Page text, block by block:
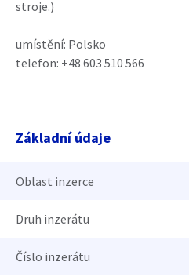
stroje.)
umístění: Polsko
telefon: +48 603 510 566
Základní údaje
Oblast inzerce
Druh inzerátu
Číslo inzerátu